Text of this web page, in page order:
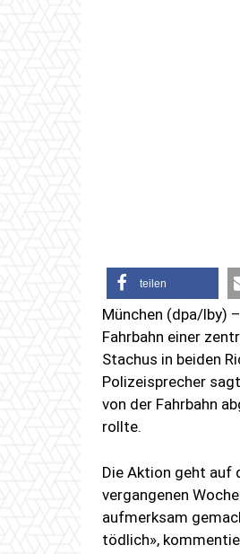
teilen
München (dpa/lby)
Fahrbahn einer
Stachus in beiden
Polizeisprecher
von der Fahrbahn
rollte.
Die Aktion geht auf
vergangenen
aufmerksam
tödlich»,